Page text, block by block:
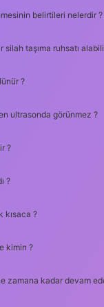
belirtileri nelerdir ?
silah taşıma ruhsatı
?
ultrasonda görünmez ?
?
?
kısaca ?
kimin ?
zamana kadar devam